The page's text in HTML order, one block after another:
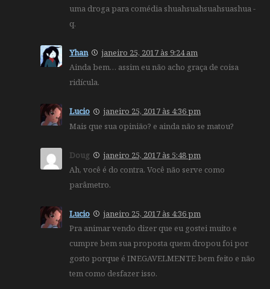
uma droga para comédia shuahsuahsuahsuashua -
q.
Yhan
janeiro 25, 2017 às 9:24 am
Ainda bem… assim eu não acho graça de coisa
ridícula.
Lucio
janeiro 25, 2017 às 4:36 pm
Mais que sua opinião? e ainda não se matou?
Doug
janeiro 25, 2017 às 5:48 pm
Ah, você é do contra. Você não serve como
parâmetro.
Lucio
janeiro 25, 2017 às 4:36 pm
Pra animar vendo dizer que eu gostei muito e
cumpre bem sua proposta quem dropou foi por
gosto porque é INEGAVELMENTE bem feito e não
tem como desfazer isso.